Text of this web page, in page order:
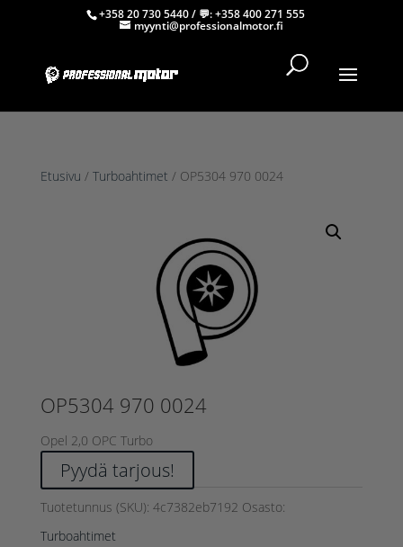
+358 20 730 5440/ 💬:+358 400 271 555
myynti@professionalmotor.fi
Etusivu / Turboahtimet / OP5304 970 0024
OP5304 970 0024
Opel 2,0 OPC Turbo
Pyydä tarjous!
Tuotetunnus (SKU): 4c7382eb7192 Osasto:
Turboahtimet